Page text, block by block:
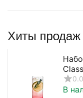
Хиты продаж
0.0
В